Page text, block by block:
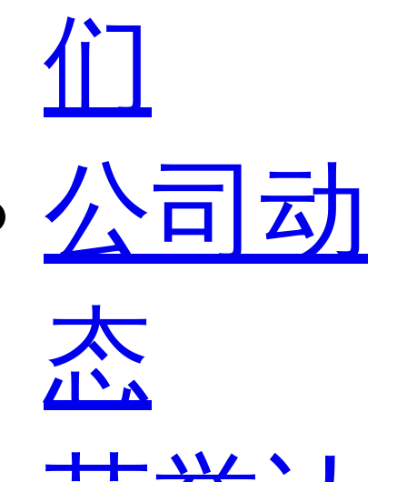
们
公司动
态